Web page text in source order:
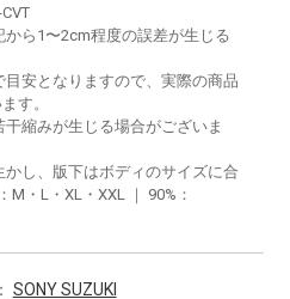
ら1〜2cm程度の誤差が生じる
安となりますので、実際の商品
す。
縮みが生じる場合がございま
し、版下はボディのサイズに合
・L・XL・XXL ｜ 90%：
SONY SUZUKI